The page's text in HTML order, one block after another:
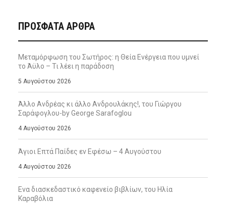
ΠΡΌΣΦΑΤΑ ΆΡΘΡΑ
Μεταμόρφωση του Σωτήρος: η Θεία Ενέργεια που υμνεί
το Άϋλο – Τι λέει η παράδοση
5 Αυγούστου 2026
Άλλο Ανδρέας κι άλλο Ανδρουλάκης!, του Γιώργου
Σαράφογλου-by George Sarafoglou
4 Αυγούστου 2026
Άγιοι Επτά Παίδες εν Εφέσω – 4 Αυγούστου
4 Αυγούστου 2026
Ενα διασκεδαστικό καφενείο βιβλίων, του Ηλία
Καραβόλια